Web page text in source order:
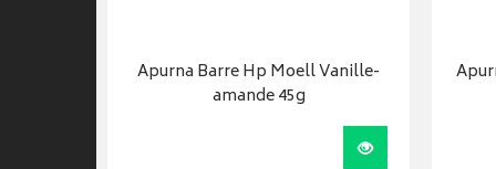
Apurna Barre Hp Moell Vanille-
amande 45g
Visualiser